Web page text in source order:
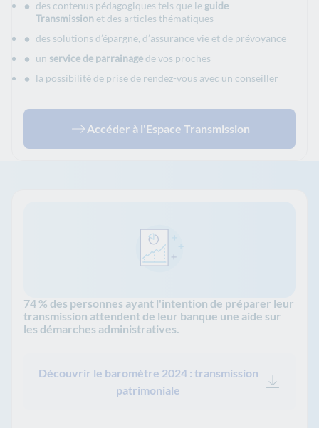
des contenus pédagogiques tels que le guide
Transmission et des articles thématiques
des solutions d’épargne, d’assurance vie et de prévoyance​
un service de parrainagede vos proches
la possibilité de prise de rendez-vous avec un conseiller
Accéder à l'Espace Transmission
74 % des personnes ayant l'intention de préparer leur
transmission attendent de leur banque une aide sur
les démarches administratives.
Découvrir le baromètre 2024 : transmission
patrimoniale